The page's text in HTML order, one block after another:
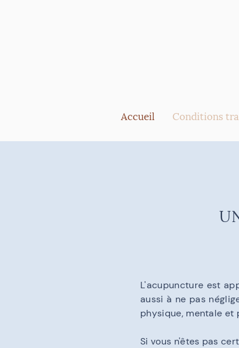
Accueil Conditions
L'acupuncture est
aussi à ne pas
physique, mentale et
Si vous n'êtes pas